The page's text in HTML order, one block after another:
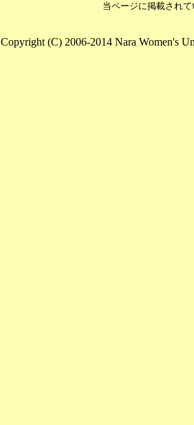
当ページに掲載され
Copyright (C) 2006-2014 Nara Women's